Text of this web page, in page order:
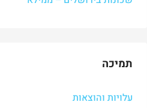
תמיכה
עלויות והוצאות